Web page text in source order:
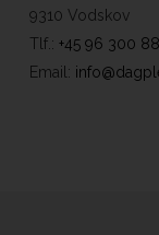
9310 Vodskov
Tlf.: +45 96 300
Email: